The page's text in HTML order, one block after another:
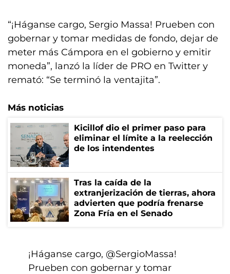
“¡Háganse cargo, Sergio Massa! Prueben con
gobernar y tomar medidas de fondo, dejar de
meter más Cámpora en el gobierno y emitir
moneda”, lanzó la líder de PRO en Twitter y
remató: “Se terminó la ventajita”.
Más noticias
Kicillof dio el primer paso para
eliminar el límite a la reelección
de los intendentes
Tras la caída de la
extranjerización de tierras, ahora
advierten que podría frenarse
Zona Fría en el Senado
¡Háganse cargo, @SergioMassa!
Prueben con gobernar y tomar